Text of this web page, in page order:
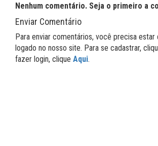
Nenhum comentário. Seja o primeiro a
Enviar Comentário
Para enviar comentários, você precisa estar
logado no nosso site. Para se cadastrar,
fazer login, clique Aqui.